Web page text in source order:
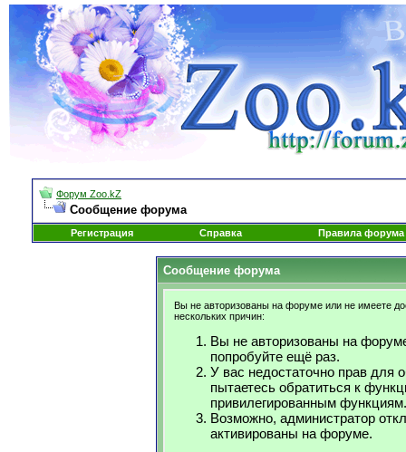
Форум Zoo.kZ
Сообщение форума
Регистрация Справка Правила форума
Сообщение форума
Вы не авторизованы на форуме или не имеете
нескольких причин:
Вы не авторизованы на
попробуйте ещё раз.
У вас недостаточно прав для
пытаетесь обратиться к
привилегированным функциям.
Возможно, администратор
активированы на форуме.